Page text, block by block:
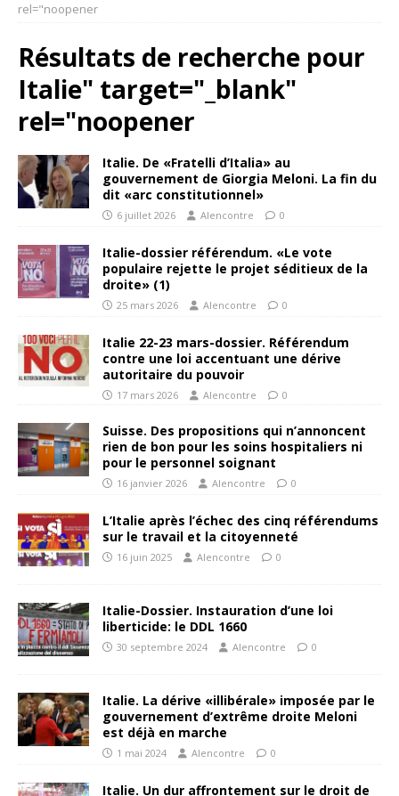
rel="noopener
Résultats de recherche pour
Italie" target="_blank"
rel="noopener
Italie. De «Fratelli d’Italia» au
gouvernement de Giorgia Meloni. La fin du
dit «arc constitutionnel»
6 juillet 2026 Alencontre 0
Italie-dossier référendum. «Le vote
populaire rejette le projet séditieux de la
droite» (1)
25 mars 2026 Alencontre 0
Italie 22-23 mars-dossier. Référendum
contre une loi accentuant une dérive
autoritaire du pouvoir
17 mars 2026 Alencontre 0
Suisse. Des propositions qui n’annoncent
rien de bon pour les soins hospitaliers ni
pour le personnel soignant
16 janvier 2026 Alencontre 0
L’Italie après l’échec des cinq référendums
sur le travail et la citoyenneté
16 juin 2025 Alencontre 0
Italie-Dossier. Instauration d’une loi
liberticide: le DDL 1660
30 septembre 2024 Alencontre 0
Italie. La dérive «illibérale» imposée par le
gouvernement d’extrême droite Meloni
est déjà en marche
1 mai 2024 Alencontre 0
Italie. Un dur affrontement sur le droit de